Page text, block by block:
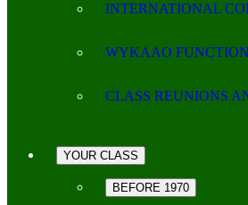
INTERNATIONAL
WYKAAO
CLASS REUNIONS
YOUR CLASS
BEFORE 1970